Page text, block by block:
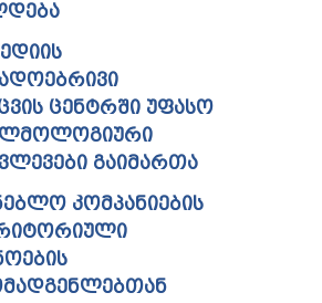
ᲪᲔᲜᲢᲠᲨᲘ ᲣᲤᲐᲡᲝ
ᲒᲐᲘᲛᲐᲠᲗᲐ
ᲙᲝᲛᲞᲐᲜᲘᲔᲑᲘᲡ